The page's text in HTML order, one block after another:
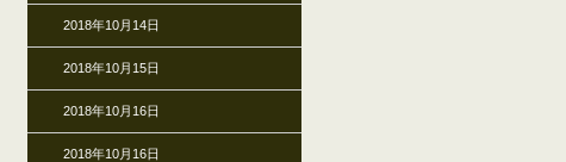
2018年10月14日
2018年10月15日
2018年10月16日
2018年10月16日